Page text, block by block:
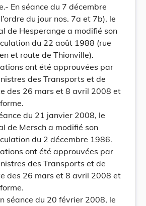
En séance du 7 décembre
du jour nos. 7a et 7b), le
de Hesperange a modifié son
du 22 août 1988 (rue
et route de Thionville).
ont été approuvées par
des Transports et de
des 26 mars et 8 avril 2008 et
du 21 janvier 2008, le
de Mersch a modifié son
du 2 décembre 1986.
ont été approuvées par
des Transports et de
des 26 mars et 8 avril 2008 et
séance du 20 février 2008, le